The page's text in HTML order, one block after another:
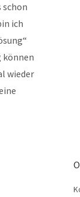
schon
ich
können
wieder